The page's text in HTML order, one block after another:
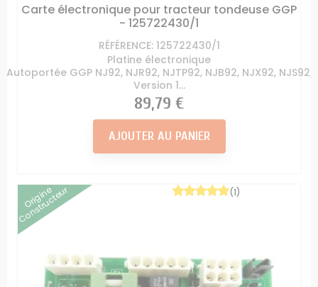
Carte électronique pour tracteur tondeuse GGP
- 125722430/1
RÉFÉRENCE: 125722430/1
Platine électronique
Autoportée GGP NJ92, NJR92, NJTP92, NJB92, NJX92, NJS92,
Version 1...
Prix
89,79 €
AJOUTER AU PANIER
Origine
Constructeur (1)